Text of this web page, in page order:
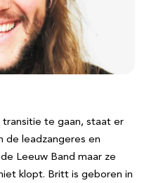
transitie te gaan, staat er
de leadzangeres en
Leeuw Band maar ze
klopt. Britt is geboren in